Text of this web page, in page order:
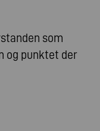
som
og punktet der